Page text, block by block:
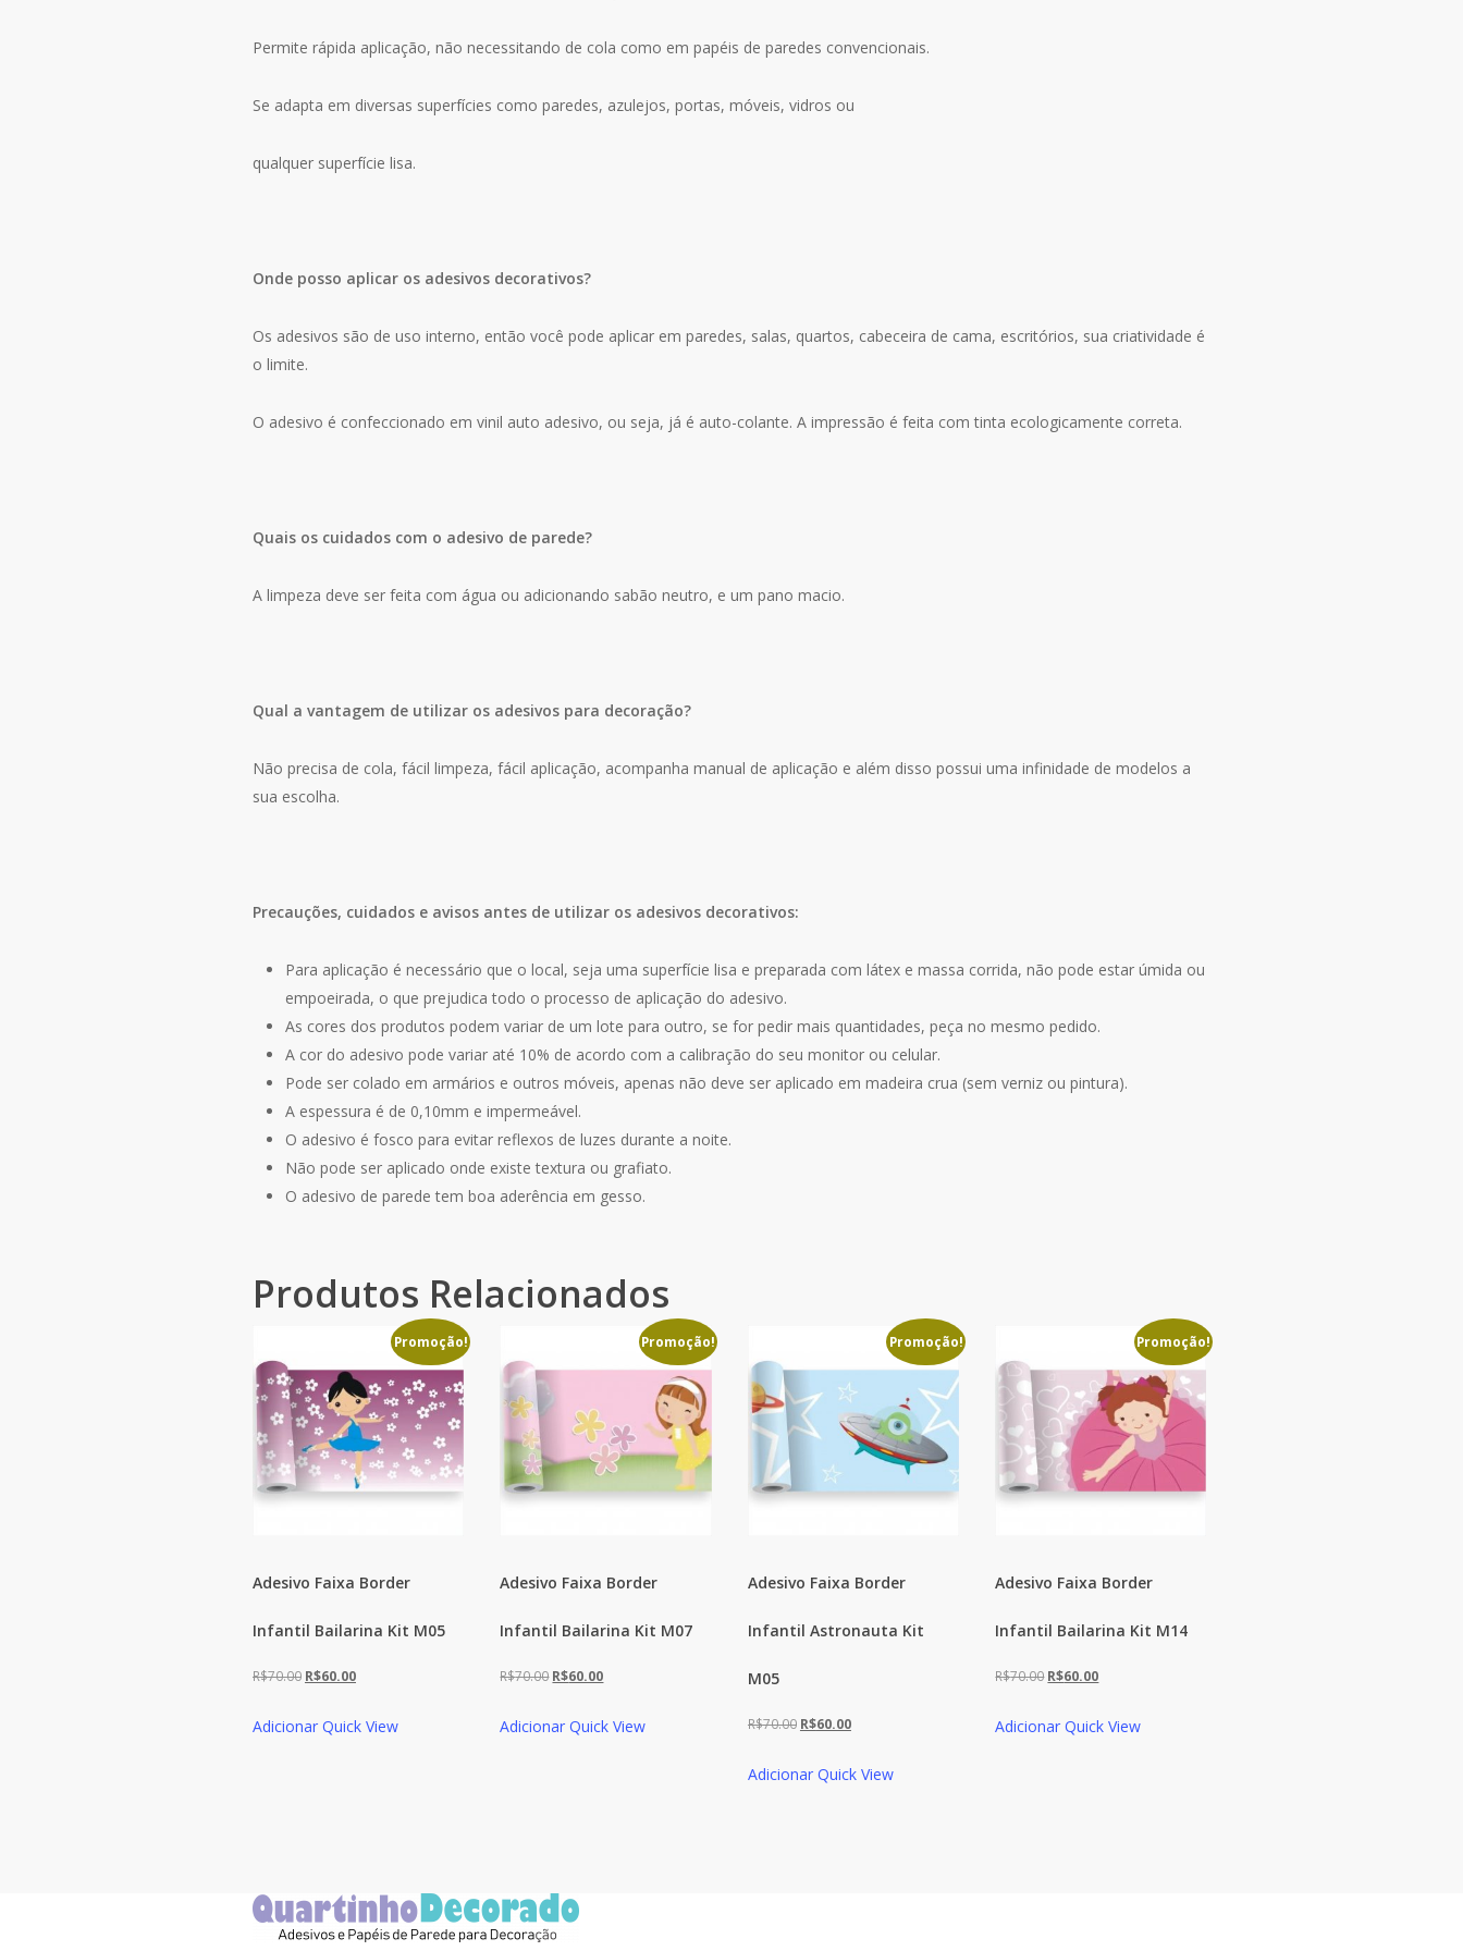
Permite rápida aplicação, não necessitando de cola como em papéis de paredes convencionais.
Se adapta em diversas superfícies como paredes, azulejos, portas, móveis, vidros ou
qualquer superfície lisa.
Onde posso aplicar os adesivos decorativos?
Os adesivos são de uso interno, então você pode aplicar em paredes, salas, quartos, cabeceira de cama, escritórios, sua criatividade é
o limite.
O adesivo é confeccionado em vinil auto adesivo, ou seja, já é auto-colante. A impressão é feita com tinta ecologicamente correta.
Quais os cuidados com o adesivo de parede?
A limpeza deve ser feita com água ou adicionando sabão neutro, e um pano macio.
Qual a vantagem de utilizar os adesivos para decoração?
Não precisa de cola, fácil limpeza, fácil aplicação, acompanha manual de aplicação e além disso possui uma infinidade de modelos a
sua escolha.
Precauções, cuidados e avisos antes de utilizar os adesivos decorativos:
Para aplicação é necessário que o local, seja uma superfície lisa e preparada com látex e massa corrida, não pode estar úmida ou
empoeirada, o que prejudica todo o processo de aplicação do adesivo.
As cores dos produtos podem variar de um lote para outro, se for pedir mais quantidades, peça no mesmo pedido.
A cor do adesivo pode variar até 10% de acordo com a calibração do seu monitor ou celular.
Pode ser colado em armários e outros móveis, apenas não deve ser aplicado em madeira crua (sem verniz ou pintura).
A espessura é de 0,10mm e impermeável.
O adesivo é fosco para evitar reflexos de luzes durante a noite.
Não pode ser aplicado onde existe textura ou grafiato.
O adesivo de parede tem boa aderência em gesso.
Produtos Relacionados
Promoção!
Adesivo Faixa Border
Infantil Bailarina Kit M05
R$70.00 O
original
R$60.00O
atual
Adicionar Quick View
Promoção!
Adesivo Faixa Border
Infantil Bailarina Kit M07
R$70.00 O
original
R$60.00O
atual
Adicionar Quick View
Promoção!
Adesivo Faixa Border
Infantil Astronauta Kit
M05
R$70.00 O
original
R$60.00O
atual
Adicionar Quick View
Promoção!
Adesivo Faixa Border
Infantil Bailarina Kit M14
R$70.00 O
original
R$60.00O
atual
Adicionar Quick View